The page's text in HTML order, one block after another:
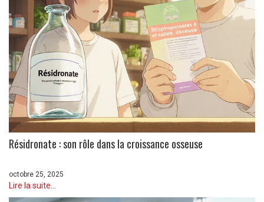
Résidronate : son rôle dans la croissance osseuse
octobre 25, 2025
Lire la suite...